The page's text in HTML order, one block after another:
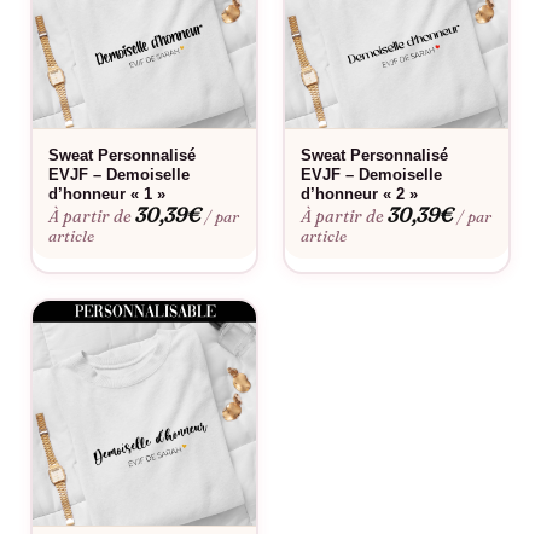
Le flocage est-il fait en France ?
Oui, dans notre atelier en France, à la commande.
Fabriqué à la commande, floqué en France.
Sweat Personnalisé
EVJF – Demoiselle
d’honneur « 1 »
À partir de30,39€ / par
article
Sweat Personnalisé
EVJF – Demoiselle
d’honneur « 2 »
À partir de30,39€ / par
article